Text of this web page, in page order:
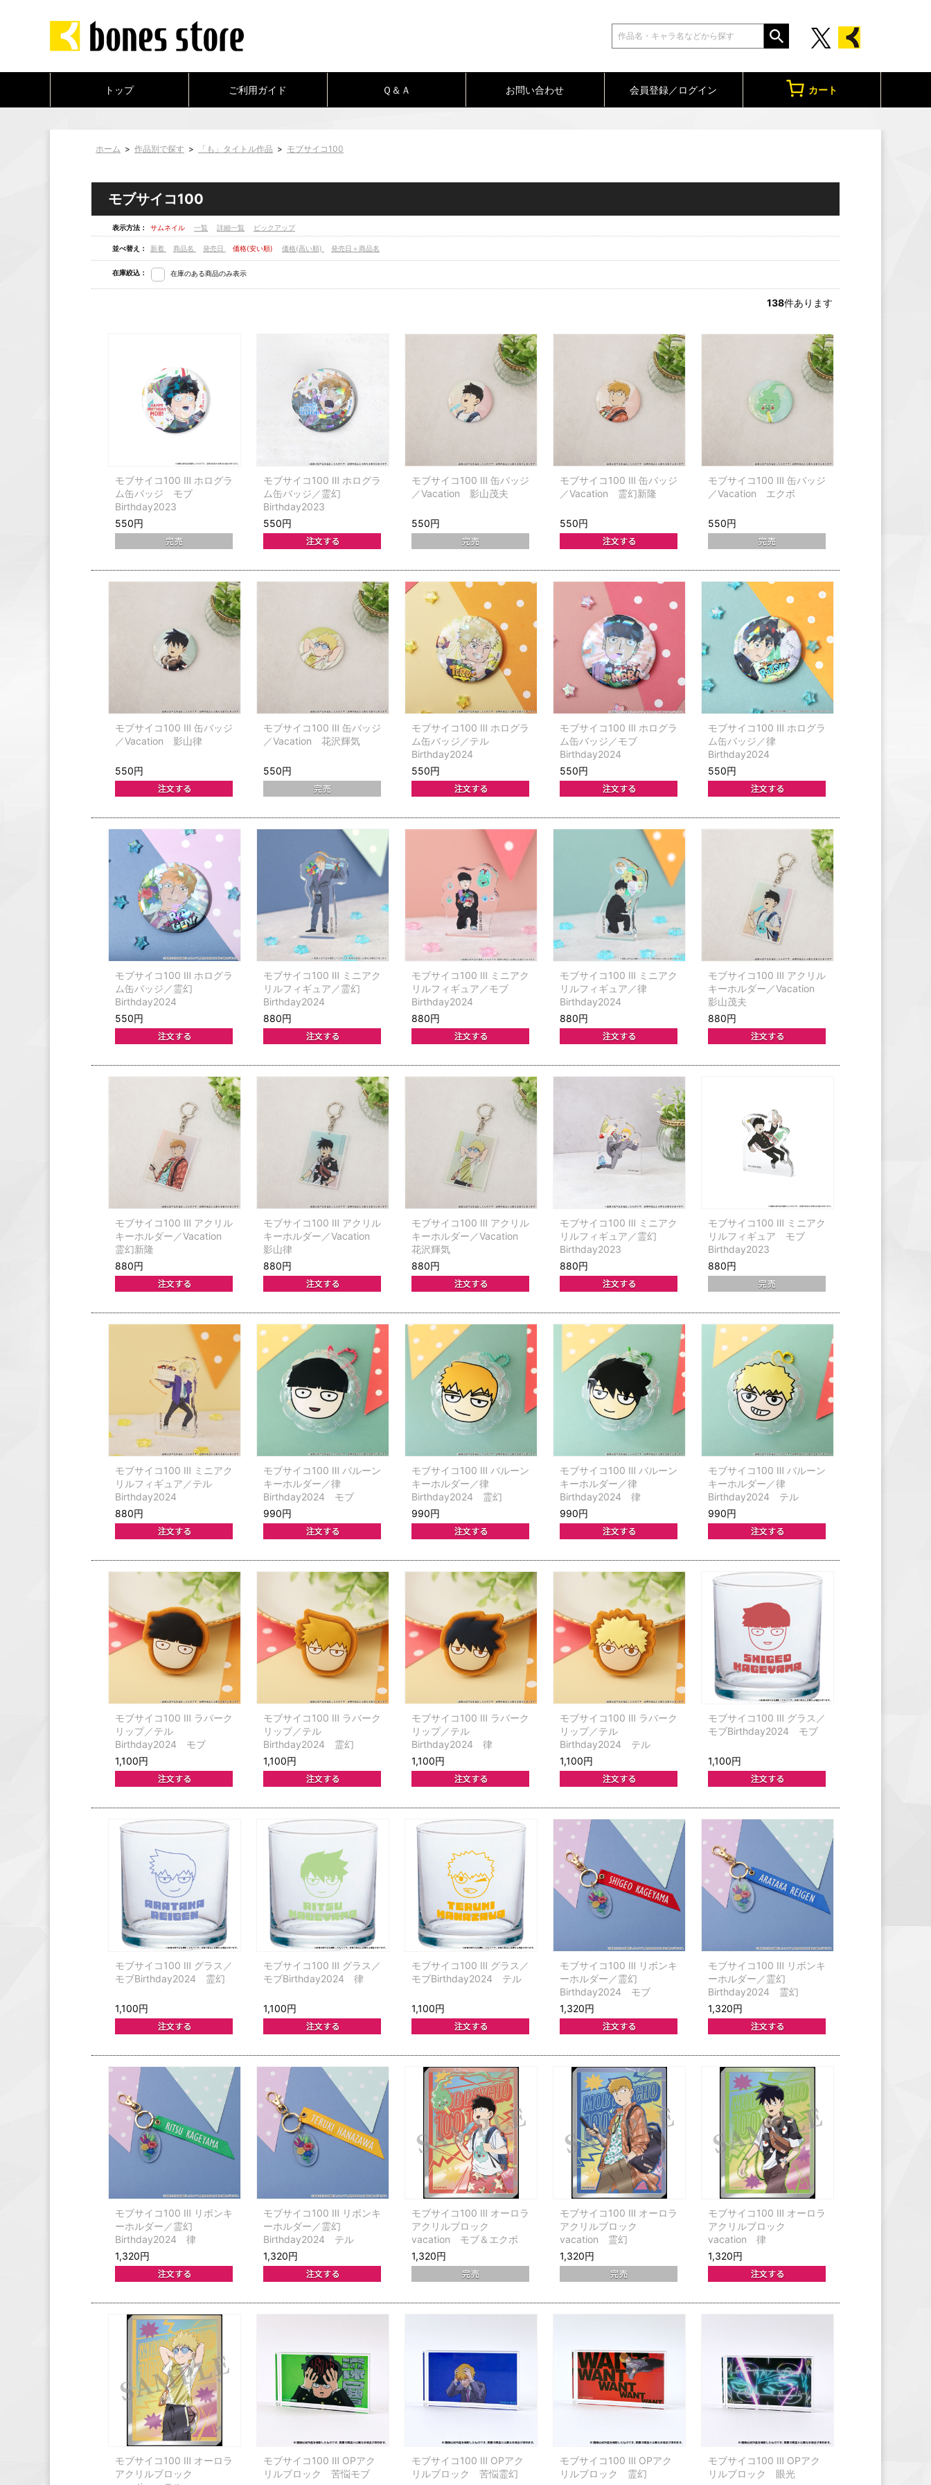
トップ ご利用ガイド Ｑ＆Ａ お問い合わせ 会員登録／ログイン カート
ホーム > 作品別で探す > 「も」タイトル作品 > モブサイコ100
モブサイコ100
表示方法： サムネイル 一覧 詳細一覧 ピックアップ
並べ替え： 新着 商品名 発売日 価格(安い順) 価格(高い順) 発売日＋商品名
在庫絞込： 在庫のある商品のみ表示
138件あります
モブサイコ100 Ⅲ ホログラ
ム缶バッジ モブ
Birthday2023
550円
モブサイコ100 Ⅲ ホログラ
ム缶バッジ／霊幻
Birthday2023
550円
モブサイコ100 Ⅲ 缶バッジ
／Vacation 影山茂夫
550円
モブサイコ100 Ⅲ 缶バッジ
／Vacation 霊幻新隆
550円
モブサイコ100 Ⅲ 缶バッジ
／Vacation エクボ
550円
モブサイコ100 Ⅲ 缶バッジ
／Vacation 影山律
550円
モブサイコ100 Ⅲ 缶バッジ
／Vacation 花沢輝気
550円
モブサイコ100 Ⅲ ホログラ
ム缶バッジ／テル
Birthday2024
550円
モブサイコ100 Ⅲ ホログラ
ム缶バッジ／モブ
Birthday2024
550円
モブサイコ100 Ⅲ ホログラ
ム缶バッジ／律
Birthday2024
550円
モブサイコ100 Ⅲ ホログラ
ム缶バッジ／霊幻
Birthday2024
550円
モブサイコ100 Ⅲ ミニアク
リルフィギュア／霊幻
Birthday2024
880円
モブサイコ100 Ⅲ ミニアク
リルフィギュア／モブ
Birthday2024
880円
モブサイコ100 Ⅲ ミニアク
リルフィギュア／律
Birthday2024
880円
モブサイコ100 Ⅲ アクリル
キーホルダー／Vacation
影山茂夫
880円
モブサイコ100 Ⅲ アクリル
キーホルダー／Vacation
霊幻新隆
880円
モブサイコ100 Ⅲ アクリル
キーホルダー／Vacation
影山律
880円
モブサイコ100 Ⅲ アクリル
キーホルダー／Vacation
花沢輝気
880円
モブサイコ100 Ⅲ ミニアク
リルフィギュア／霊幻
Birthday2023
880円
モブサイコ100 Ⅲ ミニアク
リルフィギュア モブ
Birthday2023
880円
モブサイコ100 Ⅲ ミニアク
リルフィギュア／テル
Birthday2024
880円
モブサイコ100 Ⅲ バルーン
キーホルダー／律
Birthday2024 モブ
990円
モブサイコ100 Ⅲ バルーン
キーホルダー／律
Birthday2024 霊幻
990円
モブサイコ100 Ⅲ バルーン
キーホルダー／律
Birthday2024 律
990円
モブサイコ100 Ⅲ バルーン
キーホルダー／律
Birthday2024 テル
990円
モブサイコ100 Ⅲ ラバーク
リップ／テル
Birthday2024 モブ
1,100円
モブサイコ100 Ⅲ ラバーク
リップ／テル
Birthday2024 霊幻
1,100円
モブサイコ100 Ⅲ ラバーク
リップ／テル
Birthday2024 律
1,100円
モブサイコ100 Ⅲ ラバーク
リップ／テル
Birthday2024 テル
1,100円
モブサイコ100 Ⅲ グラス／
モブBirthday2024 モブ
1,100円
モブサイコ100 Ⅲ グラス／
モブBirthday2024 霊幻
1,100円
モブサイコ100 Ⅲ グラス／
モブBirthday2024 律
1,100円
モブサイコ100 Ⅲ グラス／
モブBirthday2024 テル
1,100円
モブサイコ100 Ⅲ リボンキ
ーホルダー／霊幻
Birthday2024 モブ
1,320円
モブサイコ100 Ⅲ リボンキ
ーホルダー／霊幻
Birthday2024 霊幻
1,320円
モブサイコ100 Ⅲ リボンキ
ーホルダー／霊幻
Birthday2024 律
1,320円
モブサイコ100 Ⅲ リボンキ
ーホルダー／霊幻
Birthday2024 テル
1,320円
モブサイコ100 Ⅲ オーロラ
アクリルブロック
vacation モブ＆エクボ
1,320円
モブサイコ100 Ⅲ オーロラ
アクリルブロック
vacation 霊幻
1,320円
モブサイコ100 Ⅲ オーロラ
アクリルブロック
vacation 律
1,320円
モブサイコ100 Ⅲ オーロラ
アクリルブロック
モブサイコ100 Ⅲ OPアク
リルブロック 苦悩モブ
モブサイコ100 Ⅲ OPアク
リルブロック 苦悩霊幻
モブサイコ100 Ⅲ OPアク
リルブロック 霊幻
モブサイコ100 Ⅲ OPアク
リルブロック 眼光